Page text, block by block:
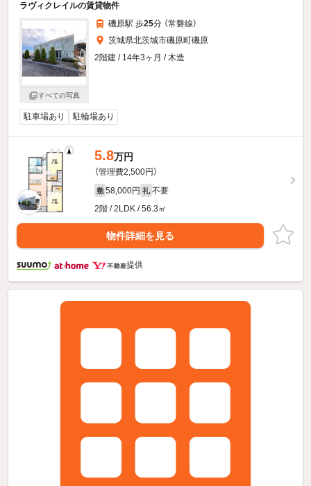
ラヴィクレイルの賃貸物件
すべての写真
磯原駅 歩25分 （常磐線）
茨城県北茨城市磯原町磯原
2階建 / 14年3ヶ月 / 木造
駐車場あり 駐輪場あり
5.8万円
（管理費2,500円）
敷 58,000円 礼 不要
2階 / 2LDK / 56.3㎡
物件詳細を見る
提供